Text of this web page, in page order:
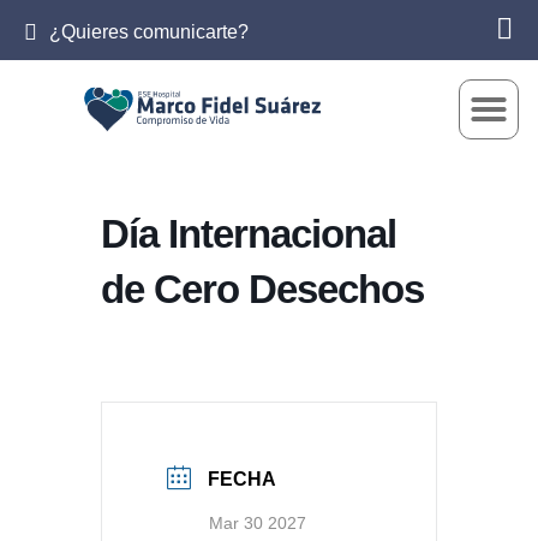
¿Quieres comunicarte?
Día Internacional
de Cero Desechos
FECHA
Mar 30 2027